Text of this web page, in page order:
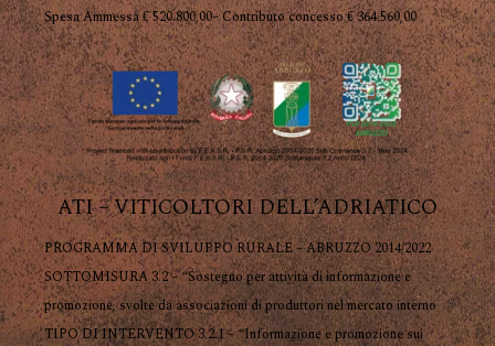
Spesa Ammessa € 520.800,00– Contributo concesso € 364.560,00
ATI – VITICOLTORI DELL’ADRIATICO
PROGRAMMA DI SVILUPPO RURALE – ABRUZZO 2014/2022
SOTTOMISURA 3.2 – “Sostegno per attività di informazione e
promozione, svolte da associazioni di produttori nel mercato interno
TIPO DI INTERVENTO 3.2.1 – “Informazione e promozione sui